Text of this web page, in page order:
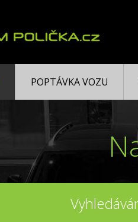
POPTÁVKA VOZU